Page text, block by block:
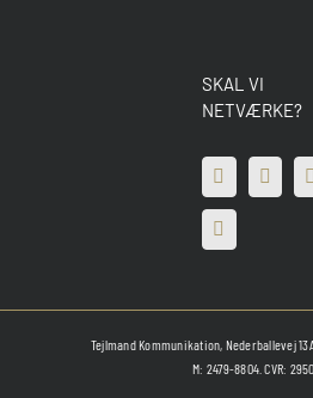
SKAL VI
NETVÆRKE?
Tejlmand Kommunikation, Nederballevej
M: 2479-8804. CVR: